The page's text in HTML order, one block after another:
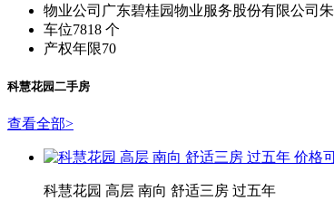
物业公司 广东碧桂园物业服务股份有限公司朱
车位7818 个
产权年限70
科慧花园二手房
查看全部>
科慧花园 高层 南向 舒适三房 过五年